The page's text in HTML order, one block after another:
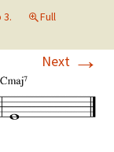
3.
Full
Next →